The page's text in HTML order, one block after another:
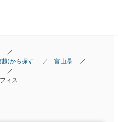
越)から探す
富山県
ィス